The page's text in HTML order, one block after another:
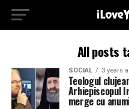
All posts
SOCIAL 3 years
Teologul
Arhiepiscopul
merge cu